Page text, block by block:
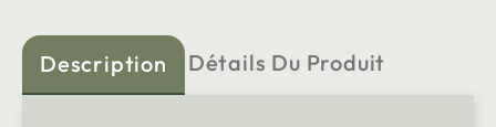
Description Détails Du Produit